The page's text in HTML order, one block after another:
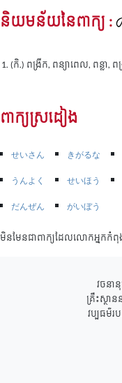
និយមន័យនៃពាក្យ :
(កិ.) ពង្រីក, ពន្យាពេល, ពន្លា,
ពាក្យស្រដៀង
せいさん きがるな
うんよく
せいほう
だんぜん
がいぼう
មិនមែនជាពាក្យដែលលោកអ្នកកំពុ
វចនា
គ្រឹះស្ថា
វប្បធម៌